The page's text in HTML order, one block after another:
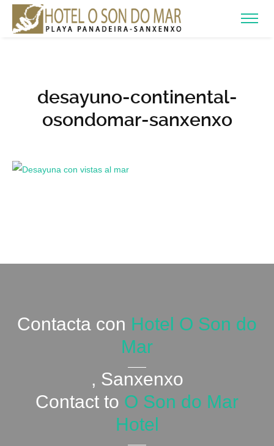
desayuno-continental-
osondomar-sanxenxo
Contacta con Hotel O Son do
Mar
, Sanxenxo
Contact to O Son do Mar
Hotel